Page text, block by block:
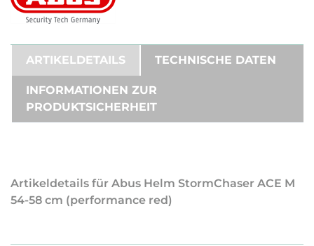
ARTIKELDETAILS TECHNISCHE DATEN
INFORMATIONEN ZUR
PRODUKTSICHERHEIT
Artikeldetails für Abus Helm StormChaser ACE M
54-58 cm (performance red)